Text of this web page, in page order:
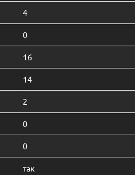
4
0
16
14
2
0
0
так